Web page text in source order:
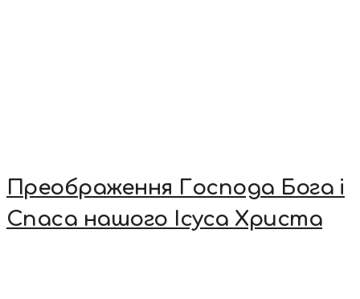
Преображення Господа Бога і
Спаса нашого Ісуса Христа